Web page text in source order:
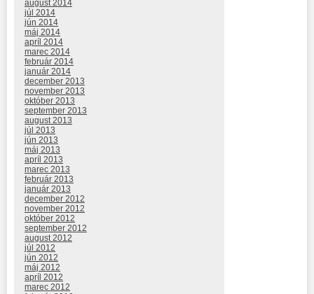
august 2014
júl 2014
jún 2014
máj 2014
apríl 2014
marec 2014
február 2014
január 2014
december 2013
november 2013
október 2013
september 2013
august 2013
júl 2013
jún 2013
máj 2013
apríl 2013
marec 2013
február 2013
január 2013
december 2012
november 2012
október 2012
september 2012
august 2012
júl 2012
jún 2012
máj 2012
apríl 2012
marec 2012